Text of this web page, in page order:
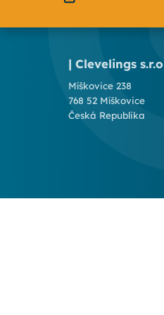
| Clevelings s.r.o
Míškovice 238
768 52 Míškovice
Česká Republika